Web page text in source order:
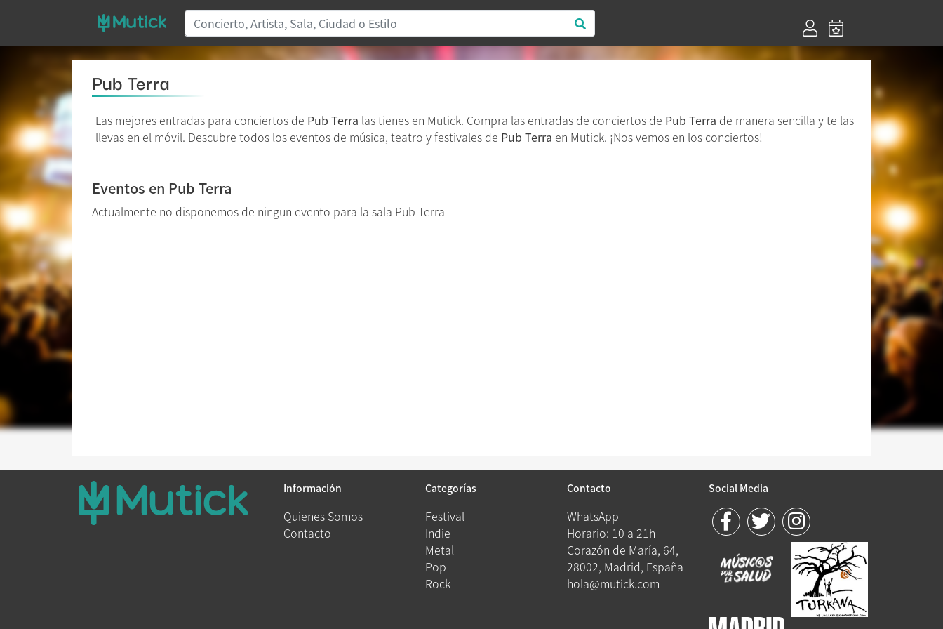
Pub Terra
Las mejores entradas para conciertos de Pub Terra las tienes en Mutick. Compra las entradas de conciertos de Pub Terra de manera sencilla y te las
llevas en el móvil. Descubre todos los eventos de música, teatro y festivales de Pub Terra en Mutick. ¡Nos vemos en los conciertos!
Eventos en Pub Terra
Actualmente no disponemos de ningun evento para la sala Pub Terra
Información
Quienes Somos
Contacto
Categorías
Festival
Indie
Metal
Pop
Rock
Contacto
WhatsApp
Horario: 10 a 21h
Corazón de María, 64,
28002, Madrid, España
hola@mutick.com
Social Media